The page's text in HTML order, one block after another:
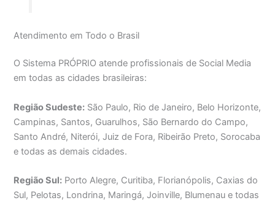
Atendimento em Todo o Brasil
O Sistema PRÓPRIO atende profissionais de Social Media
em todas as cidades brasileiras:
Região Sudeste: São Paulo, Rio de Janeiro, Belo Horizonte,
Campinas, Santos, Guarulhos, São Bernardo do Campo,
Santo André, Niterói, Juiz de Fora, Ribeirão Preto, Sorocaba
e todas as demais cidades.
Região Sul: Porto Alegre, Curitiba, Florianópolis, Caxias do
Sul, Pelotas, Londrina, Maringá, Joinville, Blumenau e todas